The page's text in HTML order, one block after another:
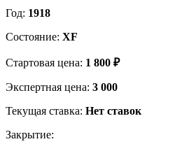
Год: 1918
Состояние: XF
Стартовая цена: 1 800 ₽
Экспертная цена: 3 000
Текущая ставка: Нет ставок
Закрытие: